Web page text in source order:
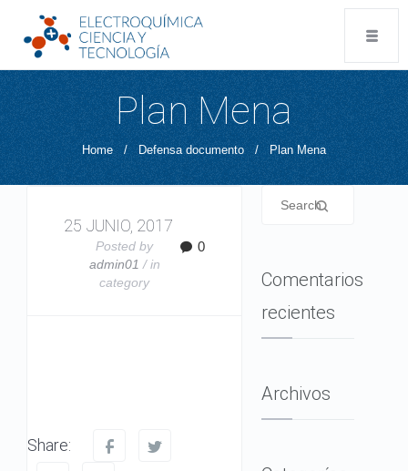
Plan Mena
Home / Defensa documento / Plan Mena
25 JUNIO, 2017
Posted by
admin01 / in
category
0
Share:
Comentarios
recientes
Archivos